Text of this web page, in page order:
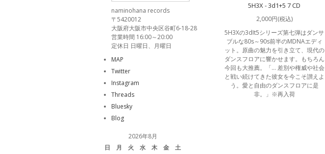
5H3X - 3d1+5 7 CD
2,000円(税込)
5H3Xの3dIt5シリーズ第七弾はダンサ
ブルな80s～90s前半のMDNAエディ
ット。原曲の魅力を引き立て、現代の
ダンスフロアに響かせます。もちろん
今回も大推薦。「… 差別や権威や社会
と戦い続けてきた彼女を今こそ讃えよ
う。愛と自由のダンスフロアに是
非。」※再入荷
naminohana records
〒5420012
大阪府大阪市中央区谷町6-18-28
営業時間 16:00～20:00
定休日 日曜日、月曜日
MAP
Twitter
Instagram
Threads
Bluesky
Blog
2026年8月
日
月 火 水 木 金
土